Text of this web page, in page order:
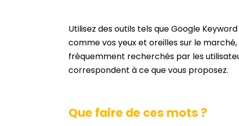
Utilisez des outils tels queGoogle
comme vos yeux et oreilles sur le
fréquemment recherchés par les
correspondent à ce que vous proposez.
Que faire de ces mots ?